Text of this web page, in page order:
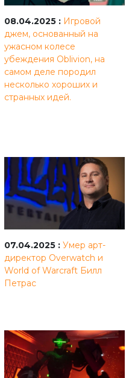
08.04.2025 : Игровой
джем, основанный на
ужасном колесе
убеждения Oblivion, на
самом деле породил
несколько хороших и
странных идей.
07.04.2025 : Умер арт-
директор Overwatch и
World of Warcraft Билл
Петрас